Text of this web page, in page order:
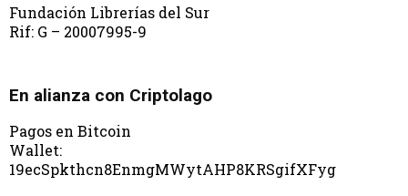
Fundación Librerías del Sur
Rif: G – 20007995-9
En alianza con Criptolago
Pagos en Bitcoin
Wallet:
19ecSpkthcn8EnmgMWytAHP8KRSgifXFyg